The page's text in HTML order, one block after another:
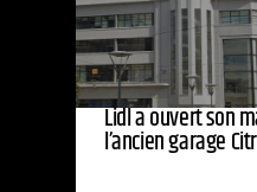
Lidl a ouvert son
l’ancien garage